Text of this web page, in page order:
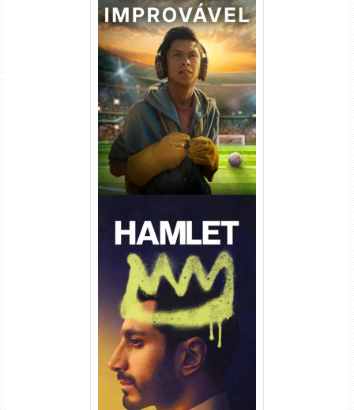
Um Goleiro Muito Improvável
Torrent (2026) WEB-DL 1080p
Dual Áudio
Hamlet Torrent (2026) WEB-
DL 1080p Dual Áudio